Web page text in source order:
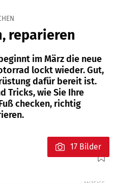
reparieren
im März die neue
lockt wieder. Gut,
dafür bereit ist.
Tricks, wie Sie Ihre
checken, richtig
Foto: SYSTEM
17 Bilder